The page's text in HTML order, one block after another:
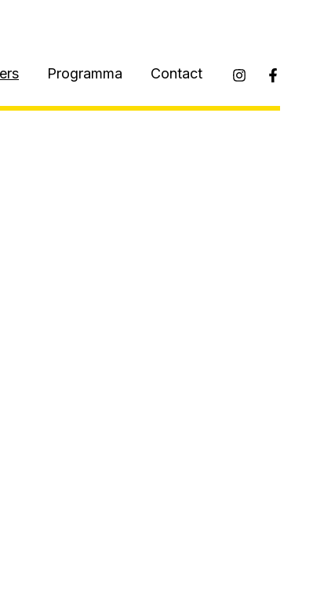
Programma Contact